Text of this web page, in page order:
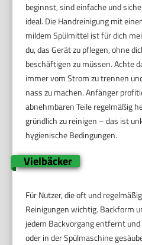
beginnst, sind einfache und
ideal. Die Handreinigung mit
mildem Spülmittel ist für dich
du, das Gerät zu pflegen, ohne
beschäftigen zu müssen. Achte
immer vom Strom zu trennen
nass zu machen. Anfänger
abnehmbaren Teile regelmäßig
gründlich zu reinigen – das ist
hygienische Bedingungen.
Vielbäcker
Für Nutzer, die oft und
Reinigungen wichtig. Backform
jedem Backvorgang entfernt
oder in der Spülmaschine